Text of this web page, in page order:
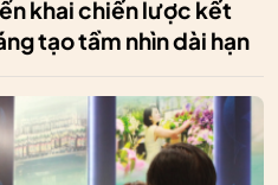
khai chiến lược kết
tạo tầm nhìn dài hạn